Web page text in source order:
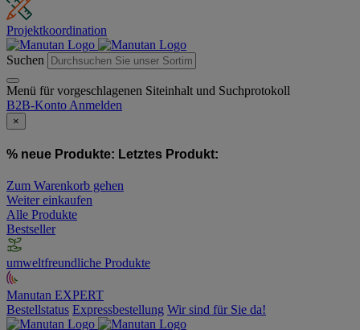
Projektkoordination
Suchen
Menü für vorgeschlagenen Siteinhalt und Suchprotokoll
B2B-Konto Anmelden
×
% neue Produkte: Letztes Produkt:
Zum Warenkorb gehen
Weiter einkaufen
Alle Produkte
Bestseller
umweltfreundliche Produkte
Manutan EXPERT
Bestellstatus Expressbestellung Wir sind für Sie da!